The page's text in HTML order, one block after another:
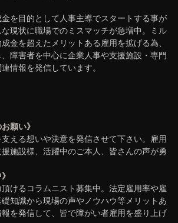
を目的として人事主導でスタートする事が
現状に職場でのミスマッチが急増中。ミル
金を超えたメリットある雇用を拡げる為、
障害者を中心に企業人事や支援施設・専門
情報を発信しています。
願い》
える想いや決意を発信させて下さい。雇用
施設様、活躍中のご本人、皆さんの声が勇
けるコラムニスト募集中。法定雇用率や雇
知識から現場の声やノウハウ等メリットあ
を発信して、皆で障がい者雇用を盛り上げ